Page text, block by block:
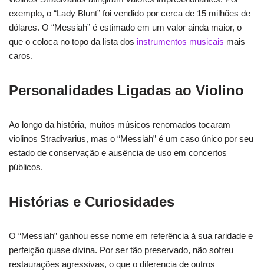
exemplo, o “Lady Blunt” foi vendido por cerca de 15 milhões de
dólares. O “Messiah” é estimado em um valor ainda maior, o
que o coloca no topo da lista dos instrumentos musicais mais
caros.
Personalidades Ligadas ao Violino
Ao longo da história, muitos músicos renomados tocaram
violinos Stradivarius, mas o “Messiah” é um caso único por seu
estado de conservação e ausência de uso em concertos
públicos.
Histórias e Curiosidades
O “Messiah” ganhou esse nome em referência à sua raridade e
perfeição quase divina. Por ser tão preservado, não sofreu
restaurações agressivas, o que o diferencia de outros